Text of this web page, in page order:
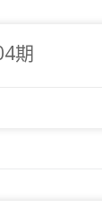
期